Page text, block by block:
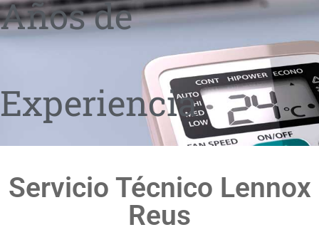
Años de
Experiencia
Servicio Técnico Lennox
Reus